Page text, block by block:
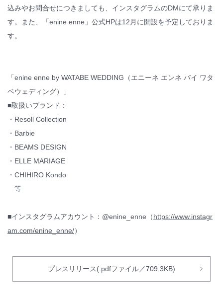
込みやお問合せにつきましても、インスタグラムのDMにて承りま
す。また、「enine enne」公式HPは12月に開設を予定しておりま
す。
「enine enne by WATABE WEDDING（エニーネ エンネ バイ ワタ
ベウェディング）」
■取扱いブランド：
・Resoll Collection
・Barbie
・BEAMS DESIGN
・ELLE MARIAGE
・CHIHIRO Kondo
等
■インスタグラムアカウント：@enine_enne（https://www.instagr
am.com/enine_enne/）
プレスリリース(.pdfファイル／709.3KB)